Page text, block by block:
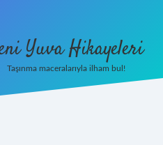
Yuva Hikayeleri
Taşınma maceralarıyla ilham bul!